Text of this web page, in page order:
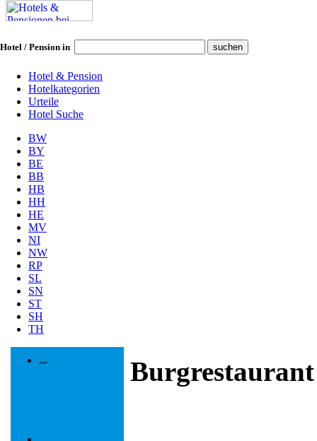
Hotel / Pension in
Hotel & Pension
Hotelkategorien
Urteile
Hotel Suche
BW
BY
BE
BB
HB
HH
HE
MV
NI
NW
RP
SL
SN
ST
SH
TH
Burgrestaurant